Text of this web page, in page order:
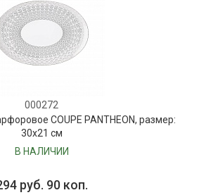
000272
COUPE PANTHEON, размер:
30х21 см
В НАЛИЧИИ
руб. 90 коп.